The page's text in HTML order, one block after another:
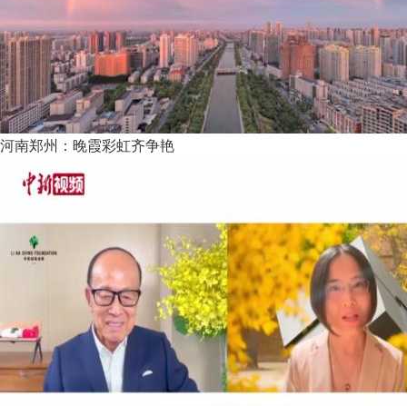
河南郑州：晚霞彩虹齐争艳